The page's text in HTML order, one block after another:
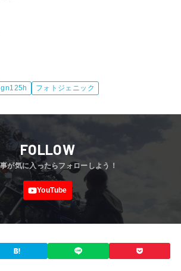
gn125h フォトジェニック
FOLLOW